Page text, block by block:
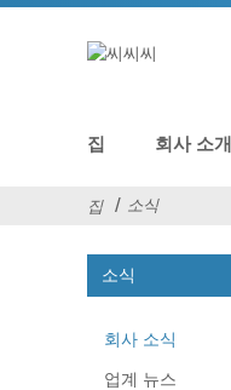
집 회사 소개
집 소식
소식
회사 소식
업계 뉴스